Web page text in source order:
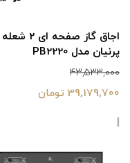
اجاق گاز صفحه ای 2 شعله
پرنیان مدل PB2220
43,533,000
39,179,700 تومان